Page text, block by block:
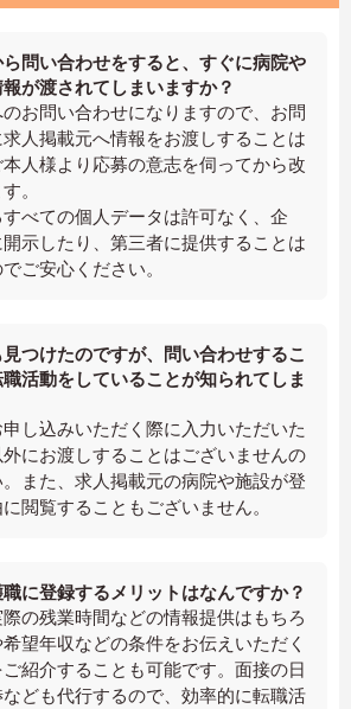
問い合わせをすると、すぐに病院や
が渡されてしまいますか？
お問い合わせになりますので、お問
人掲載元へ情報をお渡しすることは
人様より応募の意志を伺ってから改
。
べての個人データは許可なく、企
示したり、第三者に提供することは
ご安心ください。
つけたのですが、問い合わせするこ
活動をしていることが知られてしま
し込みいただく際に入力いただいた
にお渡しすることはございませんの
また、求人掲載元の病院や施設が登
閲覧することもございません。
に登録するメリットはなんですか？
の残業時間などの情報提供はもちろ
望年収などの条件をお伝えいただく
紹介することも可能です。面接の日
ども代行するので、効率的に転職活